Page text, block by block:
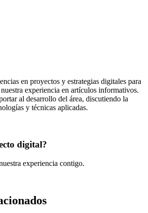
en proyectos y estrategias digitales para
experiencia en artículos informativos.
al desarrollo del área, discutiendo la
y técnicas aplicadas.
digital?
experiencia contigo.